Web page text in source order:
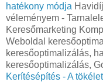
hatékony módja
véleményem -
Keresőmarketing
Weboldal
keresőoptimalizálás,
keresőoptimalizálás,
Kerítésépítés - A